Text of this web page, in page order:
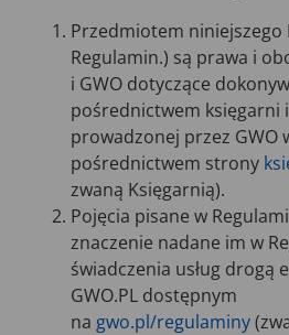
Przedmiotem niniejszego
Regulamin.) są prawa i
i GWO dotyczące
pośrednictwem księgarni
prowadzonej przez GWO
pośrednictwem strony
zwaną Księgarnią).
Pojęcia pisane w
znaczenie nadane im w
świadczenia usług drogą
GWO.PL dostępnym
na gwo.pl/regulaminy